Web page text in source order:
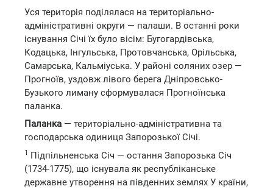
Уся територія поділялася на територіально-
адміністративні округи — палаши. В останні роки
існування Січі їх було вісім: Бугогардівська,
Кодацька, Інгульська, Протовчанська, Орільська,
Самарська, Кальміуська. У районі соляних озер —
Прогноїв, уздовж лівого берега Дніпровсько-
Бузького лиману сформувалася Прогноїнська
паланка.
Паланка — територіально-адміністративна та
господарська одиниця Запорозької Січі.
1 Підпільненська Січ — остання Запорозька Січ
(1734-1775), що існувала як республіканське
державне утворення на південних землях У країни,